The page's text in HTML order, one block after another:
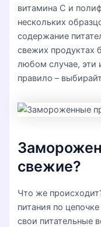
витамина C и
нескольких
содержание
свежих продуктах
любом случае, эти
правило –
свежие?
Что же
питания по
свои питательные